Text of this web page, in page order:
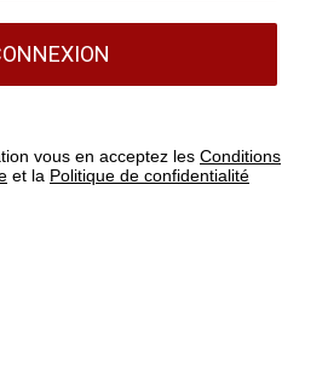
vous en acceptez les Conditions
et la Politique de confidentialité